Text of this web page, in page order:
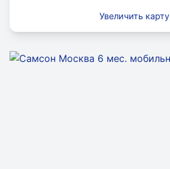
Увеличить карту